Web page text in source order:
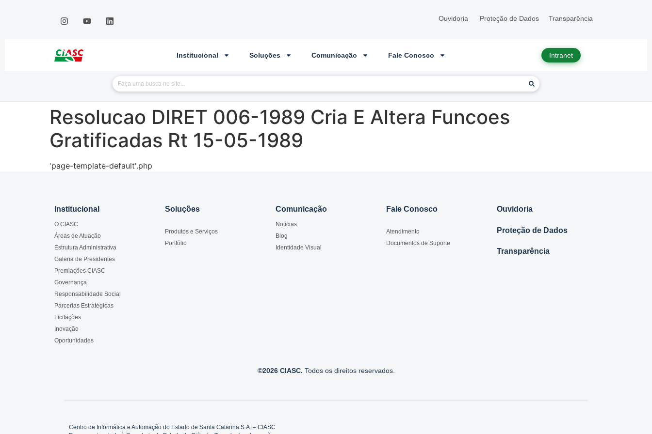
Ouvidoria Proteção de Dados Transparência
Institucional Soluções Comunicação Fale Conosco Intranet
Resolucao DIRET 006-1989 Cria E Altera Funcoes
Gratificadas Rt 15-05-1989
'page-template-default'.php
Institucional
O CIASC
Áreas de Atuação
Estrutura Administrativa
Galeria de Presidentes
Premiações CIASC
Governança
Responsabilidade Social
Parcerias Estratégicas
Licitações
Inovação
Oportunidades
Soluções
Produtos e Serviços
Portfólio
Comunicação
Notícias
Blog
Identidade Visual
Fale Conosco
Atendimento
Documentos de Suporte
Ouvidoria
Proteção de Dados
Transparência
©2026 CIASC. Todos os direitos reservados.
Centro de Informática e Automação do Estado de Santa Catarina S.A. – CIASC